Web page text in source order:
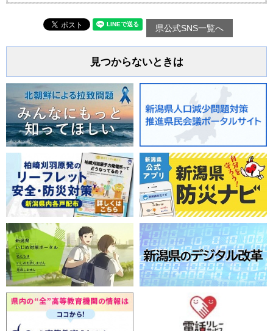
県公式SNS一覧へ
見つからないときは